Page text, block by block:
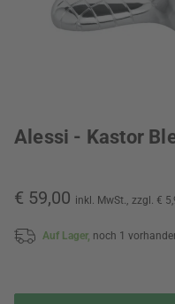
Alessi - Kastor
€ 59,00 inkl. MwSt., zzgl. €
Auf Lager, noch 1